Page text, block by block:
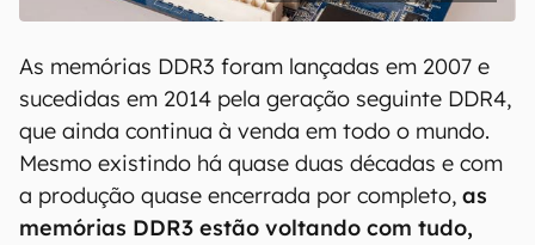
As memórias DDR3 foram lançadas em 2007 e
sucedidas em 2014 pela geração seguinte DDR4,
que ainda continua à venda em todo o mundo.
Mesmo existindo há quase duas décadas e com
a produção quase encerrada por completo, as
memórias DDR3 estão voltando com tudo,